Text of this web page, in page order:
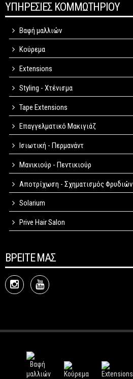
ΥΠΗΡΕΣΙΕΣ ΚΟΜΜΩΤΗΡΙΟΥ
Βαφή μαλλιών
Κούρεμα
Extensions
Styling - Χτένισμα
Tape Extensions
Επαγγελματικό Μακιγιάζ
Ισιωτική - Περμανάντ
Μανικιούρ - Πεντικιούρ
Αποτρίχωση - Σχηματισμός Φρυδιών
Solarium
Prive Hair Salon
ΒΡΕΙΤΕ ΜΑΣ